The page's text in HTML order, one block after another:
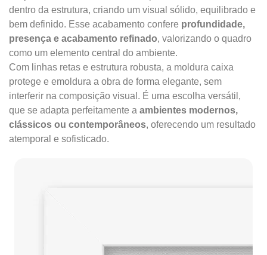
dentro da estrutura, criando um visual sólido, equilibrado e
bem definido. Esse acabamento confere profundidade,
presença e acabamento refinado, valorizando o quadro
como um elemento central do ambiente.
Com linhas retas e estrutura robusta, a moldura caixa
protege e emoldura a obra de forma elegante, sem
interferir na composição visual. É uma escolha versátil,
que se adapta perfeitamente a ambientes modernos,
clássicos ou contemporâneos, oferecendo um resultado
atemporal e sofisticado.